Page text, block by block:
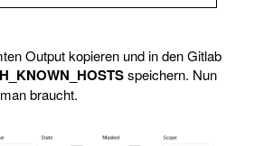
Output kopieren und in den Gitlab
speichern. Nun
braucht.